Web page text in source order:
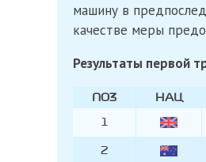
машину в
качестве меры
Результаты первой
ПОЗ НАЦ
1
2